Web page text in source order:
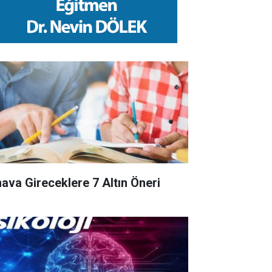
Gireceklere 7 Altın Öneri